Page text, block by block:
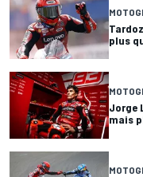
plus
Jorge
mais